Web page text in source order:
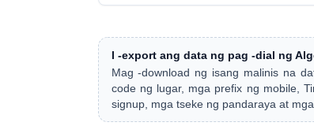
I -export ang data ng pag -dial ng
Mag -download ng isang malinis na
code ng lugar, mga prefix ng mobile,
signup, mga tseke ng pandaraya at